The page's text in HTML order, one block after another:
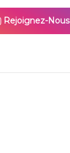
Rejoignez-Nous